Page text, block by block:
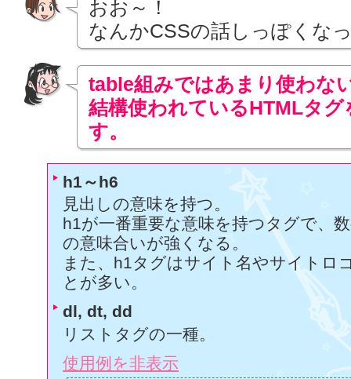
<dd>
産まれながらの王子。<br />
甘い外見とは裏腹にイライラするとすぐに
趣味的にキレる。恐怖の支配者。また、ど
のは有名。</dd>
<div>みったんショット</div><p>みったん
ぞいてみよう！</p>
みったんの新しいチャームポイント
<p><a href="photo/mimige.html"><img
alt="刺激的な耳毛写真！！！" width="248"
<strong>みんな待ってた！</strong>
みったんのチャームポイント写真が追加さ
おお～！
なんかCSSの話しっぽくな
table組みではあまり使わな
結構使われているHTMLタ
す。
h1～h6
見出しの意味を持つ。
h1が一番重要な意味を持つタグで、
の意味合いが強くなる。
また、h1タグはサイト名やサイトロ
とが多い。
dl, dt, dd
リストタグの一種。
使用例を非表示